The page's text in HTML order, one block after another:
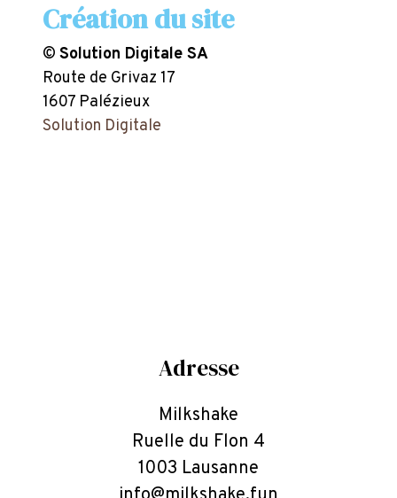
Création du site
© Solution Digitale SA
Route de Grivaz 17
1607 Palézieux
Solution Digitale
Adresse
Milkshake
Ruelle du Flon 4
1003 Lausanne